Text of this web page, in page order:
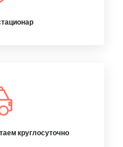
круглосуточно